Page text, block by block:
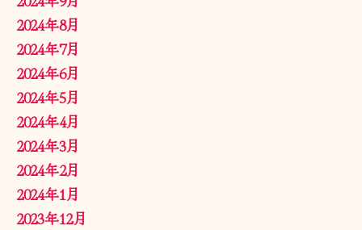
2024年8月
2024年7月
2024年6月
2024年5月
2024年4月
2024年3月
2024年2月
2024年1月
2023年12月